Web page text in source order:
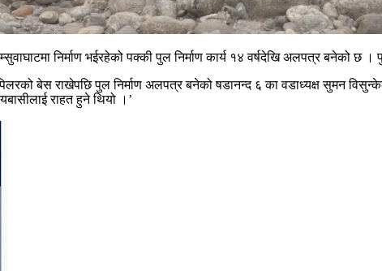
निर्माण भईरहेको पक्की पुल निर्माण कार्य १४ वर्षदेखि अलपत्र बनेको छ
बेस राखेपछि पुल निर्माण अलपत्र बनेको षडानन्द ६ का वडाध्यक्ष सुमन
राहत हुने थियो ।’